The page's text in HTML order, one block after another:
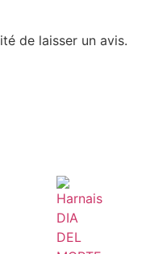
de laisser un avis.